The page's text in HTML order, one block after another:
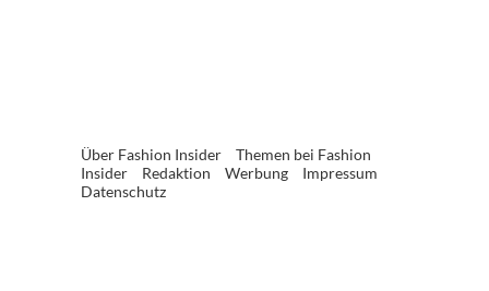
Über Fashion Insider
Themen bei Fashion
Insider
Redaktion Werbung
Impressum
Datenschutz